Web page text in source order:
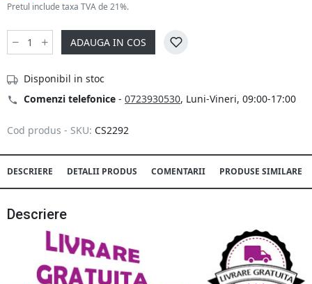
Pretul include taxa TVA de 21%.
ADAUGA IN COS
Disponibil in stoc
Comenzi telefonice - 0723930530, Luni-Vineri, 09:00-17:00
Cod produs - SKU: CS2292
DESCRIERE DETALII PRODUS COMENTARII PRODUSE SIMILARE
Descriere